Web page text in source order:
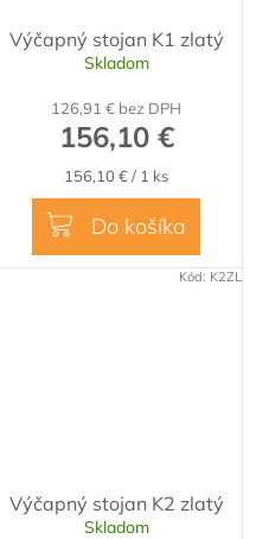
Výčapný stojan K1 zlatý
Skladom
126,91 € bez DPH
156,10 €
Jednotková
cena:
156,10 € / 1 ks
Do košíka
Výčapný stojan K2 zlatý
Skladom
Kód: K2ZL